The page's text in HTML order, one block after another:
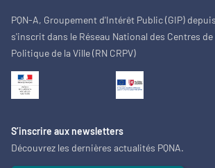
PQN-A, Groupement d'Intérêt Public (GIP)
s'inscrit dans le Réseau National des Centres
Politique de la Ville (RN CRPV)
S’inscrire aux newsletters
Découvrez les dernières actualités PQNA.